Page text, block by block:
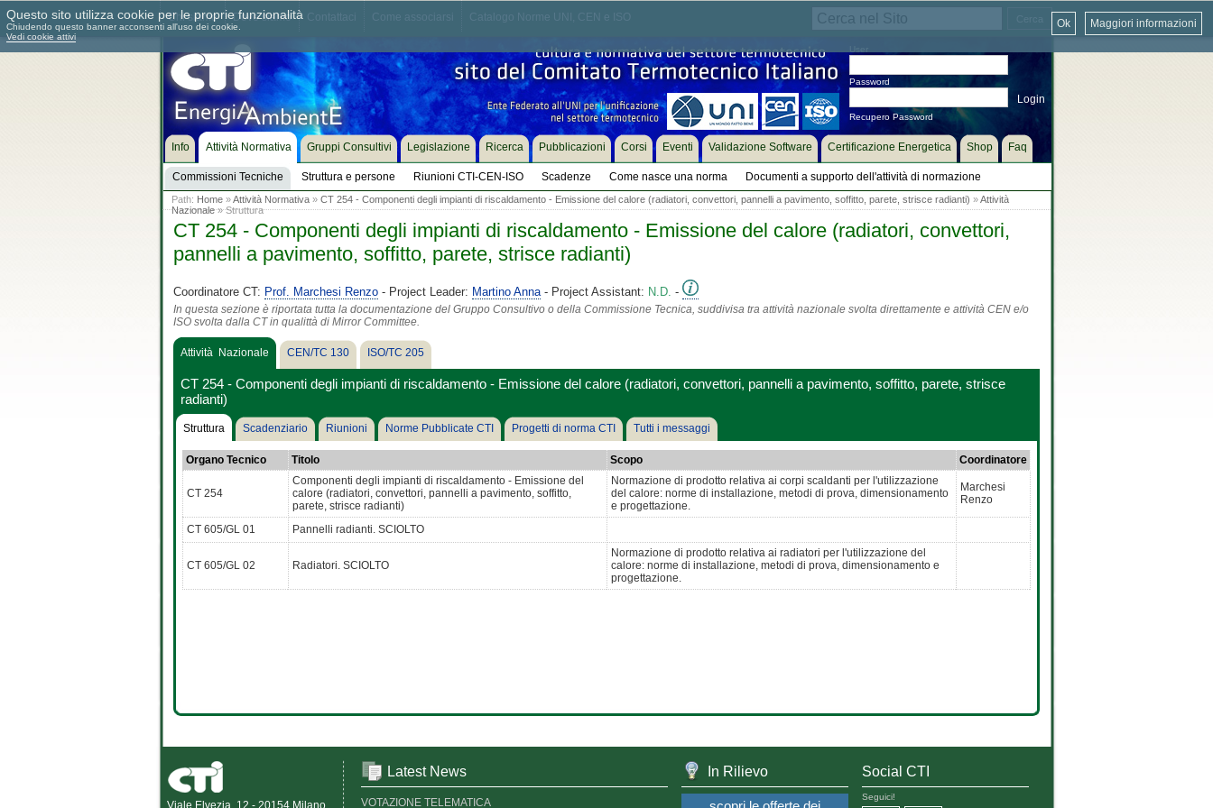
Chi siamo Dove siamo
Password
Recupero Password
Info Attività Normativa
Commissioni Tecniche Struttura e persone Riunioni CTI-CEN-ISO Scadenze Come nasce una norma Documenti a supporto dell'attività di normazione
Gruppi Consultivi Legislazione Ricerca Pubblicazioni Corsi Eventi Validazione Software Certificazione Energetica Shop Faq
Path: Home»Attività Normativa» CT 254 - Componenti degli impianti di riscaldamento - Emissione del calore (radiatori, convettori, pannelli a pavimento, soffitto, parete, strisce radianti) »Attività
Nazionale» Struttura
CT 254 - Componenti degli impianti di riscaldamento - Emissione del calore (radiatori, convettori,
pannelli a pavimento, soffitto, parete, strisce radianti)
Coordinatore CT: Prof. Marchesi Renzo- Project Leader: Martino Anna- Project Assistant: N.D. -
In questa sezione è riportata tutta la documentazione del Gruppo Consultivo o della Commissione Tecnica, suddivisa tra attività nazionale svolta direttamente e attività CEN e/o
ISO svolta dalla CT in qualittà di Mirror Committee.
Attività Nazionale CEN/TC 130 ISO/TC 205
CT 254 - Componenti degli impianti di riscaldamento - Emissione del calore (radiatori, convettori, pannelli a pavimento, soffitto, parete, strisce
radianti)
Struttura Scadenziario Riunioni Norme Pubblicate CTI Progetti di norma CTI Tutti i messaggi
Organo Tecnico Titolo Scopo Coordinatore
CT 254
Componenti degli impianti di riscaldamento - Emissione del
calore (radiatori, convettori, pannelli a pavimento, soffitto,
parete, strisce radianti)
Normazione di prodotto relativa ai corpi scaldanti per l'utilizzazione
del calore: norme di installazione, metodi di prova, dimensionamento
e progettazione.
Marchesi
Renzo
CT 605/GL 01 Pannelli radianti. SCIOLTO
CT 605/GL 02 Radiatori. SCIOLTO
Normazione di prodotto relativa ai radiatori per l'utilizzazione del
calore: norme di installazione, metodi di prova, dimensionamento e
progettazione.
Viale Elvezia, 12 - 20154 Milano
Latest News
VOTAZIONE TELEMATICA
In Rilievo Social CTI
Seguici!
Questo sito utilizza cookie per le proprie funzionalità
Chiudendo questo banner acconsenti all'uso dei cookie.
Vedi cookie attivi
Maggiori informazioni
Ok